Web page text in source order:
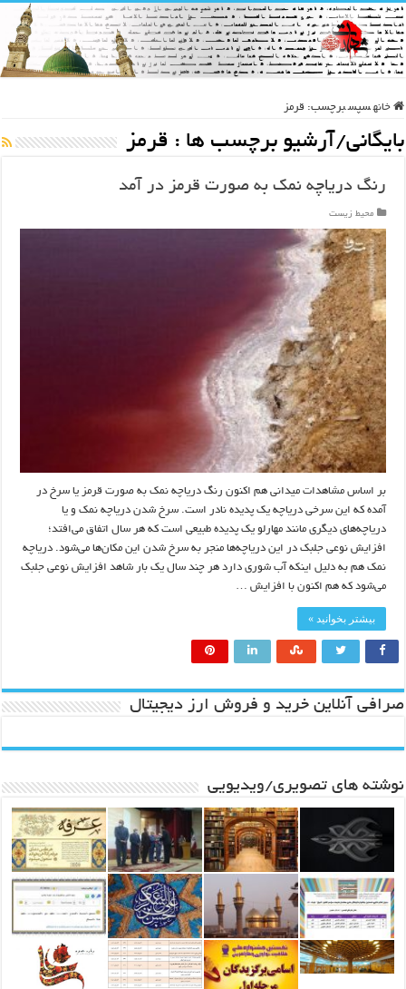
خانه سپس برچسب: قرمز
بایگانی/آرشیو برچسب ها : قرمز
رنگ دریاچه نمک به صورت قرمز در آمد
محیط زیست
بر اساس مشاهدات میدانی هم اکنون رنگ دریاچه نمک به صورت قرمز یا سرخ در
آمده که این سرخی دریاچه یک پدیده نادر است. سرخ شدن دریاچه نمک و یا
دریاچه‌های دیگری مانند مهارلو یک پدیده طبیعی است که هر سال اتفاق می‌افتد؛
افزایش نوعی جلبک در این دریاچه‌ها منجر به سرخ شدن این مکان‌ها می‌شود. دریاچه
نمک هم به دلیل اینکه آب شوری دارد هر چند سال یک بار شاهد افزایش نوعی جلبک
می‌شود که هم اکنون با افزایش …
بیشتر بخوانید »
صرافی آنلاین خرید و فروش ارز دیجیتال
نوشته های تصویری/ویدیویی